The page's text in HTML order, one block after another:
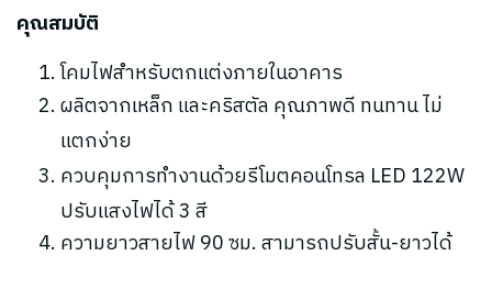
คุณสมบัติ
โคมไฟสำหรับตกแต่งภายในอาคาร
ผลิตจากเหล็ก และคริสตัล คุณภาพดี ทนทาน ไม่
แตกง่าย
ควบคุมการทำงานด้วยรีโมตคอนโทรล LED 122W
ปรับแสงไฟได้ 3 สี
ความยาวสายไฟ 90 ซม. สามารถปรับสั้น-ยาวได้